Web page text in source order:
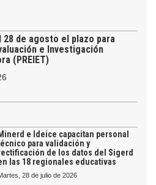
de agosto el plazo para
e Investigación
(PREIET)
Minerd e Ideice capacitan personal
para validación y
de los datos del Sigerd
las 18 regionales educativas
martes, 28 de julio de 2026